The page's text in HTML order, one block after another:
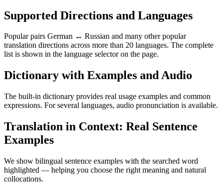
Supported Directions and Languages
Popular pairs German ↔ Russian and many other popular
translation directions across more than 20 languages. The complete
list is shown in the language selector on the page.
Dictionary with Examples and Audio
The built-in dictionary provides real usage examples and common
expressions. For several languages, audio pronunciation is available.
Translation in Context: Real Sentence
Examples
We show bilingual sentence examples with the searched word
highlighted — helping you choose the right meaning and natural
collocations.